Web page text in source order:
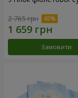
2 765 грн
Замовити